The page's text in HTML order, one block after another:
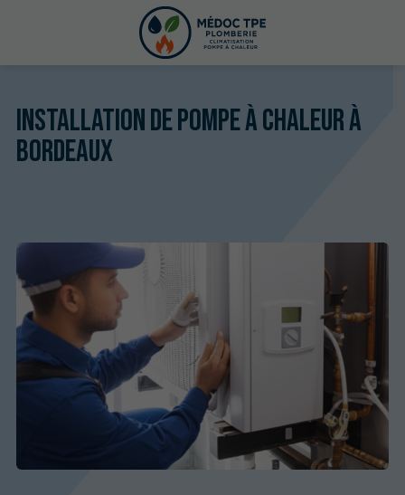
Installation de pompe à chaleur à
Bordeaux